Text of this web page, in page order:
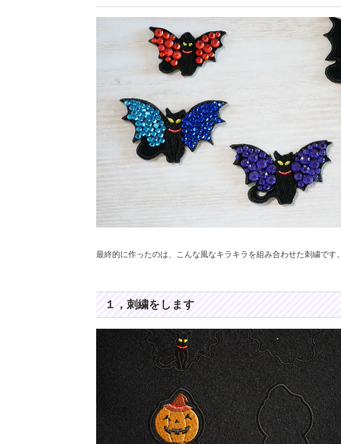
最終的に作ったのは、こんな風なキラキラを組み合わせた刺繍です。
１，刺繍をします